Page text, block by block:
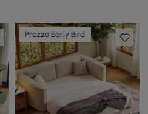
Prezzo Early Bird